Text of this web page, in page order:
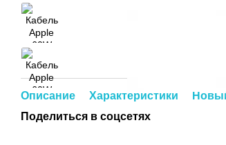
Описание Характеристики
Поделиться в соцсетях